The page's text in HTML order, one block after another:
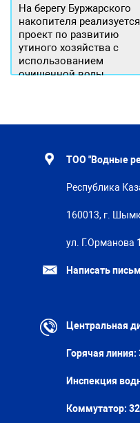
На берегу Буржарского
накопителя реализуется
проект по развитию
утиного хозяйства с
использованием
очищенной воды
ТОО "Водные
Республика
160013, г.
ул. Г.Орманова
Написать
Центральная
Горячая линия:
Инспекция
Коммутатор: